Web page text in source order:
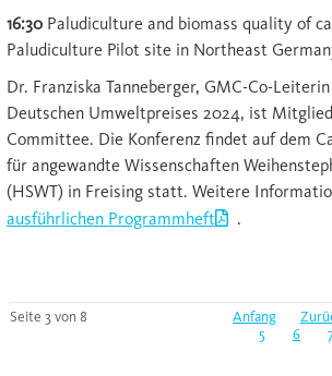
16:30 Paludiculture and biomass quality of
Paludiculture Pilot site in Northeast
Dr. Franziska Tanneberger, GMC-Co-
Deutschen Umweltpreises 2024, ist
Committee. Die Konferenz findet auf dem
für angewandte Wissenschaften
(HSWT) in Freising statt. Weitere
ausführlichen Programmheft
.
Seite 3 von 8 Anfang
5
6